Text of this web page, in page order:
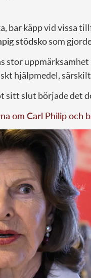
bar käpp vid vissa
stödskosom
stor
hjälpmedel,
sitt slut började det
om Carl Philip och